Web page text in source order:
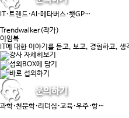
IT·트렌드·AI·메타버스·챗GP…
Trendwalker(작가)
이임복
IT에 대한 이야기를 듣고, 보고, 경험하고,
과학·천문학·리더십·교육·우주·항…